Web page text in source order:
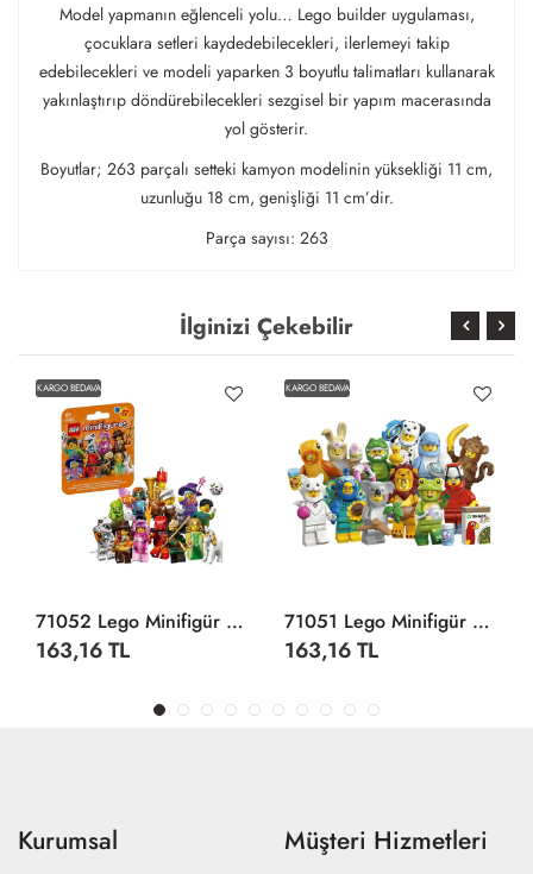
Model yapmanın eğlenceli yolu… Lego builder uygulaması,
çocuklara setleri kaydedebilecekleri, ilerlemeyi takip
edebilecekleri ve modeli yaparken 3 boyutlu talimatları kullanarak
yakınlaştırıp döndürebilecekleri sezgisel bir yapım macerasında
yol gösterir.
Boyutlar; 263 parçalı setteki kamyon modelinin yüksekliği 11 cm,
uzunluğu 18 cm, genişliği 11 cm’dir.
Parça sayısı: 263
İlginizi Çekebilir
KARGO BEDAVA
71052 Lego Minifigür Seri 29 +5 Yaş
163,16 TL
KARGO BEDAVA
71051 Lego Minifigür Hayvanlar Seri 28 +5 Yaş
163,16 TL
Kurumsal Müşteri Hizmetleri